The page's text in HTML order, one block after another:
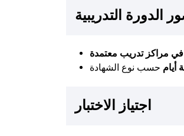
الدورة التدريبية
في مراكز تدريب معتمدة
أيام
اجتياز الاختبار